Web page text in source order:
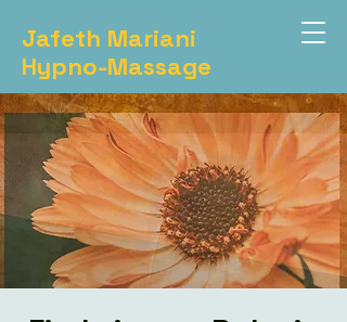
Jafeth Mariani
Hypno-Massage